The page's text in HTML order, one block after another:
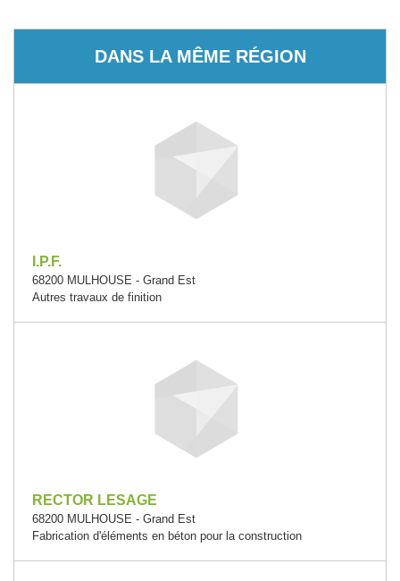
DANS LA MÊME RÉGION
I.P.F.
68200 MULHOUSE - Grand Est
Autres travaux de finition
RECTOR LESAGE
68200 MULHOUSE - Grand Est
Fabrication d'éléments en béton pour la construction